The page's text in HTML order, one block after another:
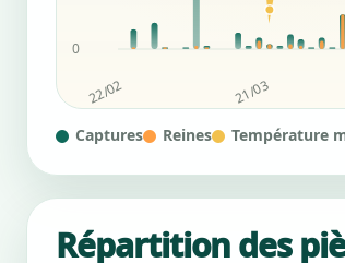
Captures Reines Température
Répartition des